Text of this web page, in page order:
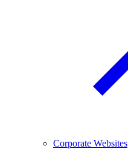
Corporate Websites